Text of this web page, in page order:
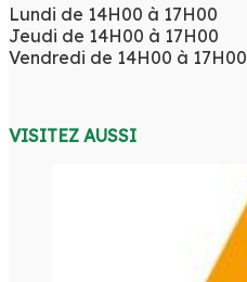
Lundi de 14H00 à 17H00
Jeudi de 14H00 à 17H00
Vendredi de 14H00 à 17H00
VISITEZ AUSSI